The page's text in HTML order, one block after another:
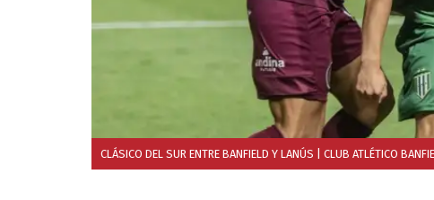
CLÁSICO DEL SUR ENTRE BANFIELD Y LANÚS | CLUB ATLÉTICO